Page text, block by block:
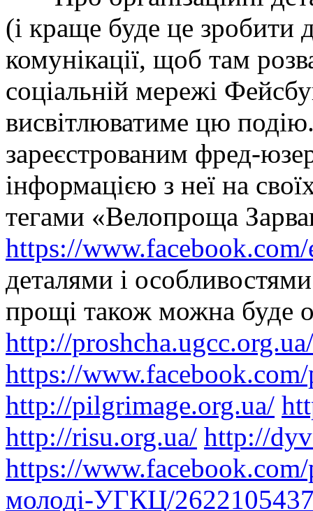
(і краще буде це зробити
комунікації, щоб там
соціальній мережі
висвітлюватиме цю
зареєстрованим фред-
інформацією з неї на
тегами «Велопроща
https://
деталями і
прощі також можна буде
http://
https://www.facebook.com/
http://pilgrimage.org.ua/
http://risu.org.ua/ http://
https://www.facebook.com/
молоді-УГКЦ/